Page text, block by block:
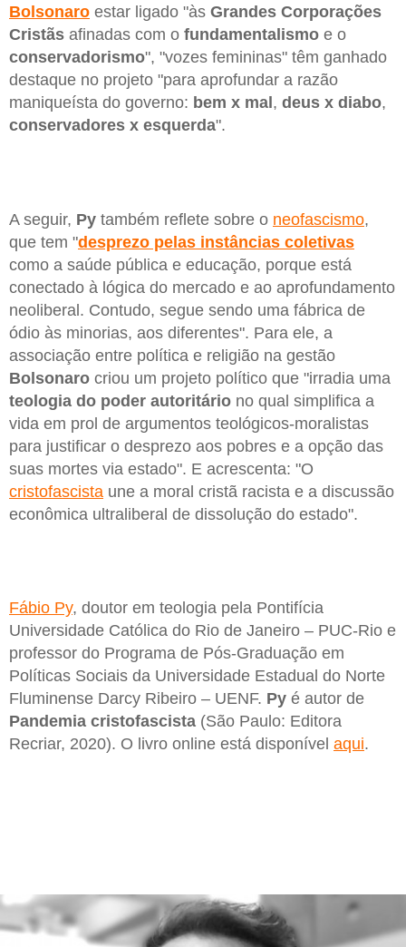
Bolsonaro estar ligado "às Grandes Corporações
Cristãs afinadas com o fundamentalismo e o
conservadorismo", "vozes femininas" têm ganhado
destaque no projeto "para aprofundar a razão
maniqueísta do governo: bem x mal , deus x diabo,
conservadores x esquerda".
A seguir, Py também reflete sobre o neofascismo,
que tem "desprezo pelas instâncias coletivas
como a saúde pública e educação, porque está
conectado à lógica do mercado e ao aprofundamento
neoliberal. Contudo, segue sendo uma fábrica de
ódio às minorias, aos diferentes". Para ele, a
associação entre política e religião na gestão
Bolsonaro criou um projeto político que "irradia uma
teologia do poder autoritário no qual simplifica a
vida em prol de argumentos teológicos-moralistas
para justificar o desprezo aos pobres e a opção das
suas mortes via estado". E acrescenta: "O
cristofascista une a moral cristã racista e a discussão
econômica ultraliberal de dissolução do estado".
Fábio Py, doutor em teologia pela Pontifícia
Universidade Católica do Rio de Janeiro – PUC-Rio e
professor do Programa de Pós-Graduação em
Políticas Sociais da Universidade Estadual do Norte
Fluminense Darcy Ribeiro – UENF. Py é autor de
Pandemia cristofascista (São Paulo: Editora
Recriar, 2020). O livro online está disponível aqui.